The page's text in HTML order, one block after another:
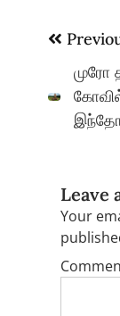
Post
முரோ
Leave
Your